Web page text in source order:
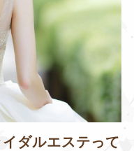
ダルエステって